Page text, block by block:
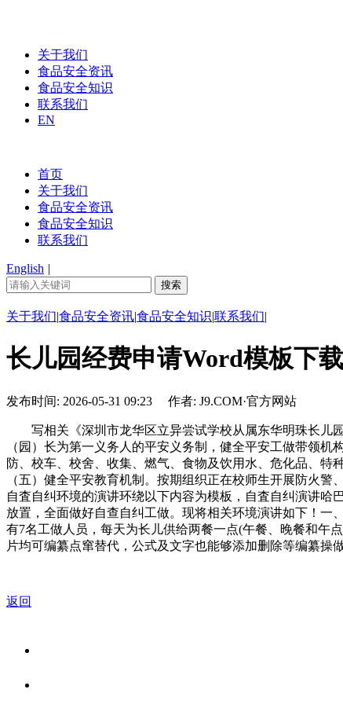
关于我们
食品安全资讯
食品安全知识
联系我们
EN
首页
关于我们
食品安全资讯
食品安全知识
联系我们
English |
关于我们|食品安全资讯|食品安全知识|联系我们|
长儿园经费申请Word模板下载
发布时间: 2026-05-31 09:23 作者: J9.COM·官方网站
写相关《深圳市龙华区立异尝试学校从属东华明珠长儿园
（园）长为第一义务人的平安义务制，健全平安工做带领
防、校车、校舍、收集、燃气、食物及饮用水、危化品、
（五）健全平安教育机制。按期组织正在校师生开展防火
自査自纠环境的演讲环绕以下内容为模板，自査自纠演讲哈
放置，全面做好自查自纠工做。现将相关环境演讲如下！一
有7名工做人员，每天为长儿供给两餐一点(午餐、晚餐和午
片均可编纂点窜替代，公式及文字也能够添加删除等编纂操
返回